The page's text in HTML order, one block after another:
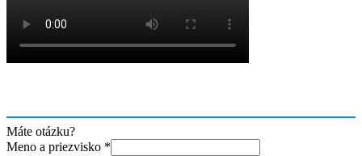
Máte otázku?
Meno a priezvisko *